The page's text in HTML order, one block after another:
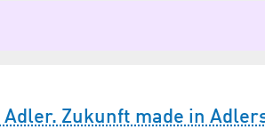
Adler. Zukunft made in